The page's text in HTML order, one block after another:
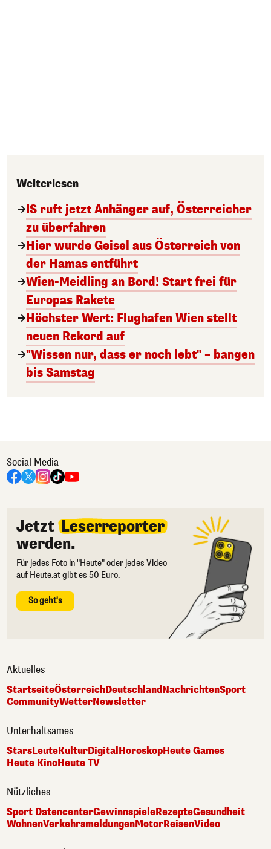
Weiterlesen
IS ruft jetzt Anhänger auf, Österreicher
zu überfahren
Hier wurde Geisel aus Österreich von
der Hamas entführt
Wien-Meidling an Bord! Start frei für
Europas Rakete
Höchster Wert: Flughafen Wien stellt
neuen Rekord auf
"Wissen nur, dass er noch lebt" – bangen
bis Samstag
Social Media
Jetzt Leserreporter
werden.
Für jedes Foto in "Heute" oder jedes Video
auf Heute.at gibt es 50 Euro.
So geht's
Aktuelles
StartseiteÖsterreichDeutschlandNachrichtenSport
CommunityWetterNewsletter
Unterhaltsames
StarsLeuteKulturDigital HoroskopHeute Games
Heute KinoHeute TV
Nützliches
Sport DatencenterGewinnspieleRezepteGesundheit
WohnenVerkehrsmeldungenMotorReisenVideo